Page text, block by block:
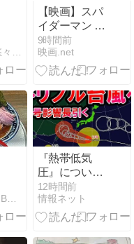
夕刊マダムの悠々優待生活
【映画】スパ
イダーマン ブ
ランド・ニュ
ー・デイ【2
ちゃん ネタバ
評判】
9時間前
映画.net
たび めし うま BLOG
『熱帯低気
圧』について
動画をまとめ
てみた
12時間前
情報ネット